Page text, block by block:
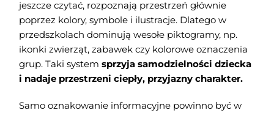
jeszcze czytać, rozpoznają przestrzeń głównie
poprzez kolory, symbole i ilustracje. Dlatego w
przedszkolach dominują wesołe piktogramy, np.
ikonki zwierząt, zabawek czy kolorowe oznaczenia
grup. Taki system sprzyja samodzielności dziecka
i nadaje przestrzeni ciepły, przyjazny charakter.
Samo oznakowanie informacyjne powinno być w